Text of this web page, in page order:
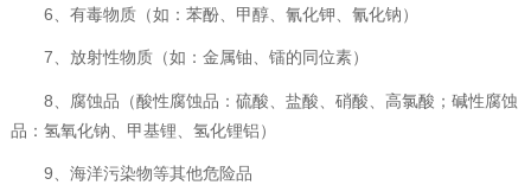
6、有毒物质（如：苯酚、甲醇、氰化钾、氰化钠）
7、放射性物质（如：金属铀、镭的同位素）
8、腐蚀品（酸性腐蚀品：硫酸、盐酸、硝酸、高氯酸；碱性腐蚀
品：氢氧化钠、甲基锂、氢化锂铝）
9、海洋污染物等其他危险品